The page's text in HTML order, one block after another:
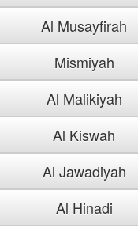
Al Musayfirah
Mismiyah
Al Malikiyah
Al Kiswah
Al Jawadiyah
Al Hinadi